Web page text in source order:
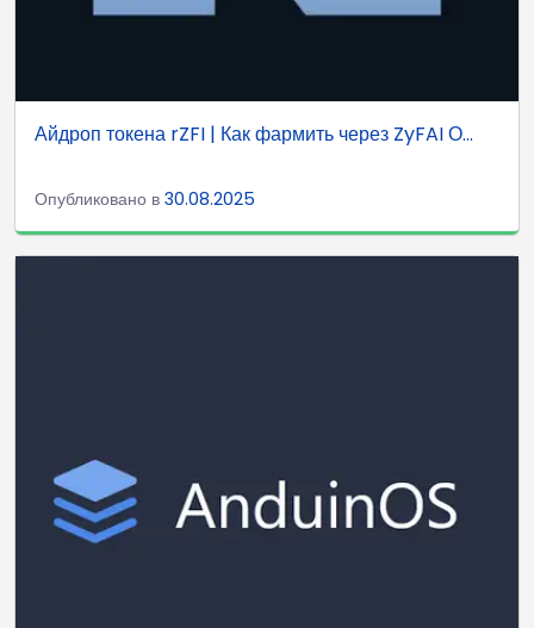
Айдроп токена rZFI | Как фармить через ZyFAI О...
Опубликовано в 30.08.2025